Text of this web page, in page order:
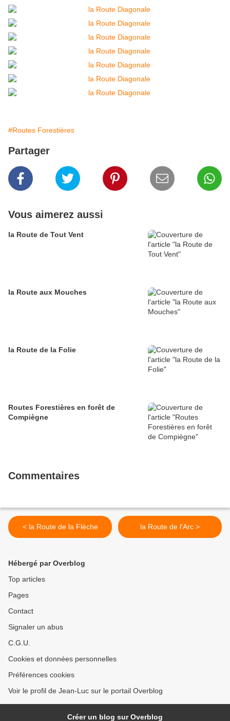
#Routes Forestières
Partager
Vous aimerez aussi
la Route de Tout Vent
la Route aux Mouches
la Route de la Folie
Routes Forestières en forêt de
Compiègne
Commentaires
< la Route de la Flèche la Route de l'Arc >
Hébergé par Overblog
Top articles
Pages
Contact
Signaler un abus
C.G.U.
Cookies et données personnelles
Préférences cookies
Voir le profil de Jean-Luc sur le portail Overblog
Créer un blog sur Overblog